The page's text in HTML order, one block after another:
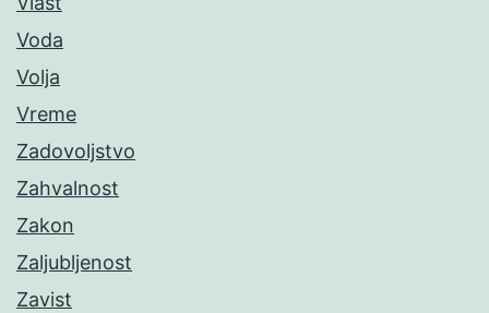
Voda
Volja
Vreme
Zadovoljstvo
Zahvalnost
Zakon
Zaljubljenost
Zavist